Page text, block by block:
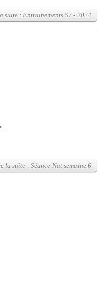
suite : Entrainements S7 - 2024
la suite : Séance Nat semaine 6